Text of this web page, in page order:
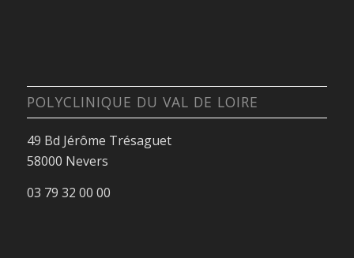
POLYCLINIQUE DU VAL DE LOIRE
49 Bd Jérôme Trésaguet
58000 Nevers
03 79 32 00 00